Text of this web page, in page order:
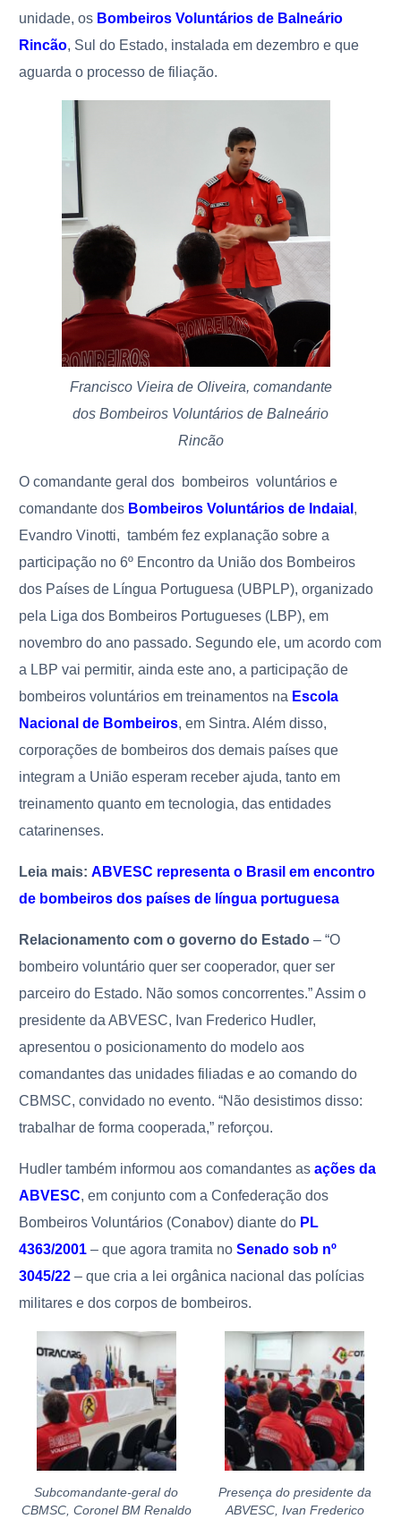
unidade, os Bombeiros Voluntários de Balneário
Rincão, Sul do Estado, instalada em dezembro e que
aguarda o processo de filiação.
Francisco Vieira de Oliveira, comandante
dos Bombeiros Voluntários de Balneário
Rincão
O comandante geral dos bombeiros voluntários e
comandante dos Bombeiros Voluntários de Indaial ,
Evandro Vinotti, também fez explanação sobre a
participação no 6º Encontro da União dos Bombeiros
dos Países de Língua Portuguesa (UBPLP), organizado
pela Liga dos Bombeiros Portugueses (LBP), em
novembro do ano passado. Segundo ele, um acordo com
a LBP vai permitir, ainda este ano, a participação de
bombeiros voluntários em treinamentos na Escola
Nacional de Bombeiros, em Sintra. Além disso,
corporações de bombeiros dos demais países que
integram a União esperam receber ajuda, tanto em
treinamento quanto em tecnologia, das entidades
catarinenses.
Leia mais: ABVESC representa o Brasil em encontro
de bombeiros dos países de língua portuguesa
Relacionamento com o governo do Estado – “O
bombeiro voluntário quer ser cooperador, quer ser
parceiro do Estado. Não somos concorrentes.” Assim o
presidente da ABVESC, Ivan Frederico Hudler,
apresentou o posicionamento do modelo aos
comandantes das unidades filiadas e ao comando do
CBMSC, convidado no evento. “Não desistimos disso:
trabalhar de forma cooperada,” reforçou.
Hudler também informou aos comandantes asações da
ABVESC, em conjunto com a Confederação dos
Bombeiros Voluntários (Conabov) diante do PL
4363/2001 – que agora tramita noSenado sob nº
3045/22 – que cria a lei orgânica nacional das polícias
militares e dos corpos de bombeiros.
Subcomandante-geral do
CBMSC, Coronel BM Renaldo
Presença do presidente da
ABVESC, Ivan Frederico